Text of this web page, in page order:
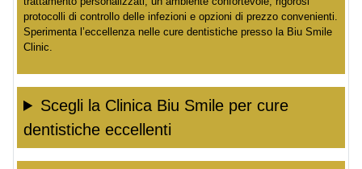
protocolli di controllo delle infezioni e opzioni di prezzo convenienti.
Sperimenta l’eccellenza nelle cure dentistiche presso la Biu Smile
Clinic.
Scegli la Clinica Biu Smile per cure
dentistiche eccellenti